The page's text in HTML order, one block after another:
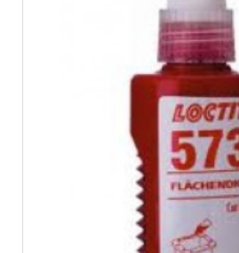
ΔΕΙΤΕ ΤΟ ΠΡΟΙΟΝ